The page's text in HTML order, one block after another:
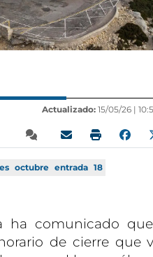
Actualizado: 15/05/26 |
octubre entrada 18
ha comunicado
de cierre que